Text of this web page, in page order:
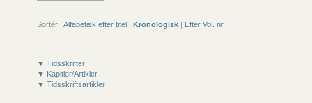
Sortér | Alfabetisk efter titel | Kronologisk | Efter Vol. nr. |
▼ Tidsskrifter
▼ Kapitler/Artikler
▼ Tidsskriftsartikler